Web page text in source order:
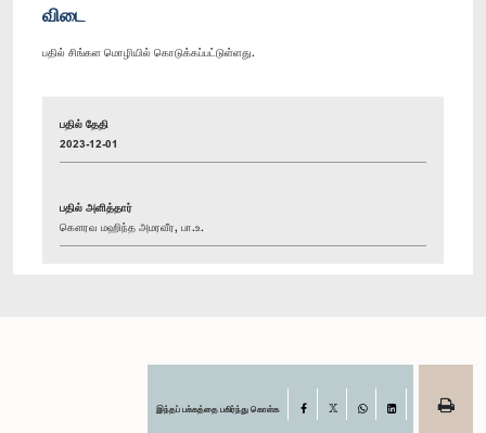
விடை
பதில் சிங்கள மொழியில் கொடுக்கப்பட்டுள்ளது.
பதில் தேதி
2023-12-01
பதில் அளித்தார்
கௌரவ மஹிந்த அமரவீர, பா.உ.
இந்தப் பக்கத்தை பகிர்ந்து கொள்க Facebook